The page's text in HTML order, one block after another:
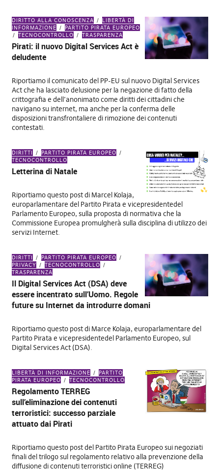
DIRITTO ALLA CONOSCENZA
LIBERTÀ DI
INFORMAZIONE
PARTITO PIRATA EUROPEO
TECNOCONTROLLO
TRASPARENZA
Pirati: il nuovo Digital Services Act è
deludente
Riportiamo il comunicato del PP-EU sul nuovo Digital Services
Act che ha lasciato delusione per la negazione di fatto della
crittografia e dell’anonimato come diritti dei cittadini che
navigano su internet, ma anche per la conferma delle
disposizioni transfrontaliere di rimozione dei contenuti
contestati.
DIRITTI
PARTITO PIRATA EUROPEO
TECNOCONTROLLO
Letterina di Natale
Riportiamo questo post di Marcel Kolaja,
europarlamentare del Partito Pirata e vicepresidentedel
Parlamento Europeo, sulla proposta di normativa che la
Commissione Europea promulgherà sulla disciplina di utilizzo dei
servizi Internet.
DIRITTI
PARTITO PIRATA EUROPEO
PRIVACY
TECNOCONTROLLO
TRASPARENZA
Il Digital Services Act (DSA) deve
essere incentrato sull’Uomo. Regole
future su Internet da introdurre domani
Riportiamo questo post di Marce Kolaja, europarlamentare del
Partito Pirata e vicepresidentedel Parlamento Europeo, sul
Digital Services Act (DSA).
LIBERTÀ DI INFORMAZIONE
PARTITO
PIRATA EUROPEO
TECNOCONTROLLO
Regolamento TERREG
sull’eliminazione dei contenuti
terroristici: successo parziale
attuato dai Pirati
Riportiamo questo post del Partito Pirata Europeo sui negoziati
finali del trilogo sul regolamento relativo alla prevenzione della
diffusione di contenuti terroristici online (TERREG)